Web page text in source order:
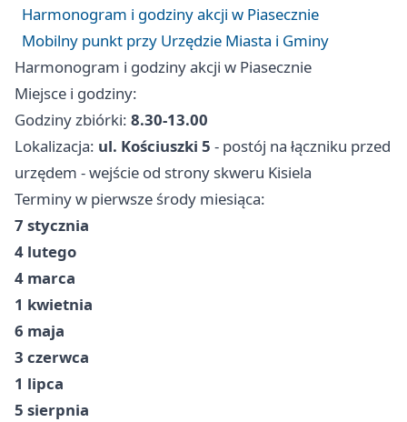
Harmonogram i godziny akcji w Piasecznie
Mobilny punkt przy Urzędzie Miasta i Gminy
Harmonogram i godziny akcji w Piasecznie
Miejsce i godziny:
Godziny zbiórki: 8.30-13.00
Lokalizacja: ul. Kościuszki 5 - postój na łączniku przed
urzędem - wejście od strony skweru Kisiela
Terminy w pierwsze środy miesiąca:
7 stycznia
4 lutego
4 marca
1 kwietnia
6 maja
3 czerwca
1 lipca
5 sierpnia